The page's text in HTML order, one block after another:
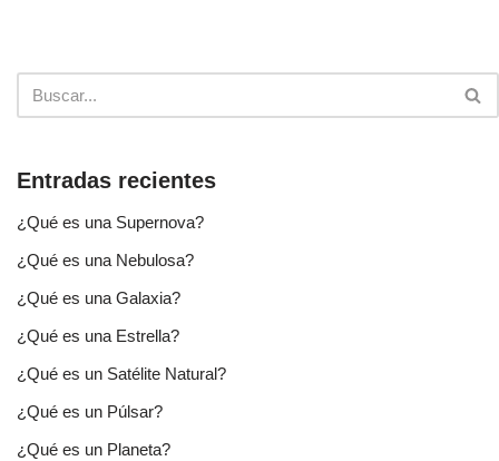
Entradas recientes
¿Qué es una Supernova?
¿Qué es una Nebulosa?
¿Qué es una Galaxia?
¿Qué es una Estrella?
¿Qué es un Satélite Natural?
¿Qué es un Púlsar?
¿Qué es un Planeta?